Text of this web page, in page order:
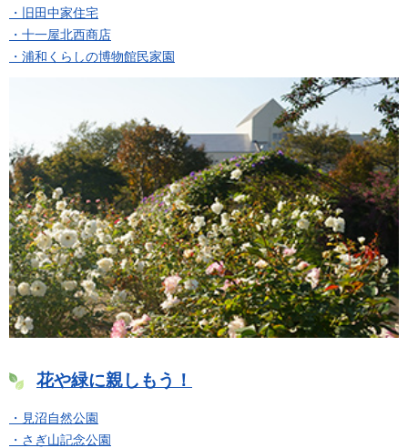
・旧田中家住宅
・十一屋北西商店
・浦和くらしの博物館民家園
花や緑に親しもう！
・見沼自然公園
・さぎ山記念公園